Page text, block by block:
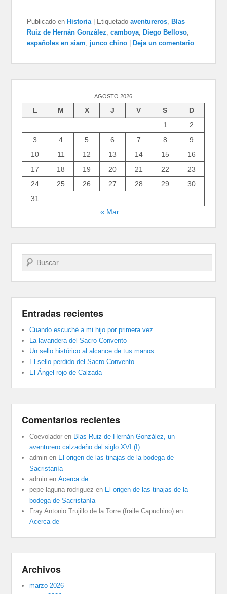
Publicado en Historia Etiquetado aventureros
Blas
Ruiz de Hernán González ,camboya Diego Belloso
españoles en siam
junco chino Deja un comentario
AGOSTO 2026
L M X J V S
D
1
2
3
4 5 6 7 8
9
10
11 12 13 14 15
16
17
18 19 20 21 22
23
24
25 26 27 28 29
30
31
« Mar
Buscar
Entradas recientes
Cuando escuché a mi hijo por primera vez
La lavandera del Sacro Convento
Un sello histórico al alcance de tus manos
El sello perdido del Sacro Convento
El Ángel rojo de Calzada
Comentarios recientes
Coevolador en Blas Ruiz de Hernán González, un
aventurero calzadeño del siglo XVI (I)
admin en El origen de las tinajas de la bodega de
Sacristanía
admin enAcerca de
pepe laguna rodriguez en El origen de las tinajas de la
bodega de Sacristanía
Fray Antonio Trujillo de la Torre (fraile Capuchino) en
Acerca de
Archivos
marzo 2026